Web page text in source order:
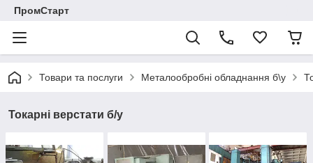
ПромСтарт
Товари та послуги Металообробні обладнання б\у
Токарні верстати б/у